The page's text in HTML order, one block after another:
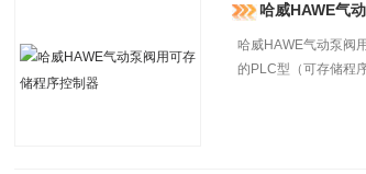
哈威HAWE气
哈威HAWE气动泵阀
的PLC型（可存储程